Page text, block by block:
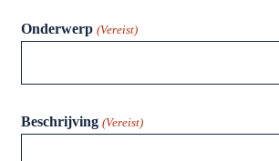
Onderwerp (Vereist)
Beschrijving (Vereist)